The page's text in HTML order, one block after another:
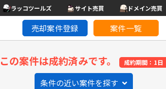
ラッコツールズ サイト売買 ドメイン売買
売却案件登録 案件一覧
この案件は成約済みです。 成約期間：1日
条件の近い案件を探す